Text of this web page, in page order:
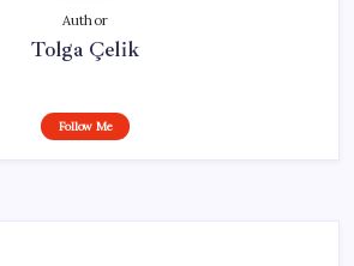
Author
Tolga Çelik
Follow Me